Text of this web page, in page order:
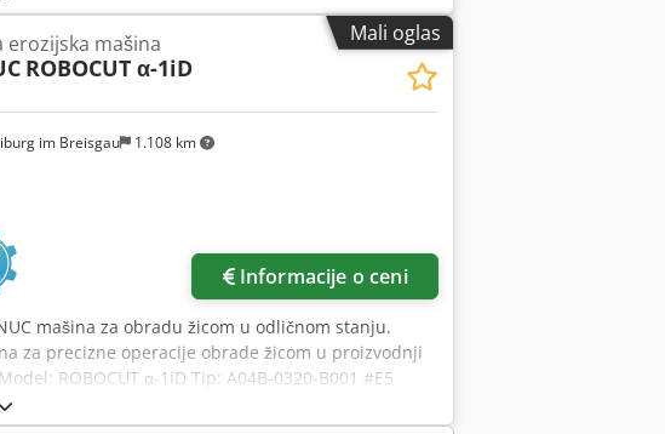
obratka: 1500 kg Brzina sečenja: 400 mm²/min
žice: 0,15 mm do 0,33 mm Dimenzije
mašine: 3300 kg Mašina je već testirana i
usluge: - Puštanje mašine u rad na vašoj lokaciji -
kao što su hladnjaci i stezaljke
Mali oglas
im Breisgau 1.108 km
erozijska mašina
ROBOCUT α-1iD
Informacije o ceni
mašina za obradu žicom u odličnom stanju.
za precizne operacije obrade žicom u proizvodnji
ROBOCUT α-1iD Tip: A04B-0320-B001 #E5
2008 Upravljački sistem: FANUC Series 310iS-WA
Y-osa: 400 mm Z-osa: 310 mm U-osa: 200 mm V-